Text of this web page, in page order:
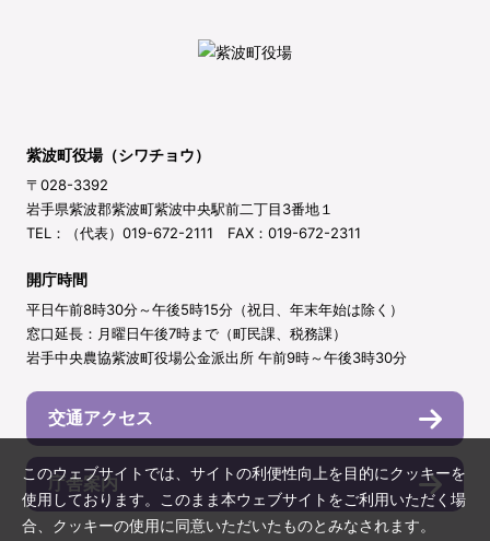
紫波町役場（シワチョウ）
〒028-3392
岩手県紫波郡紫波町紫波中央駅前二丁目3番地１
TEL：（代表）019-672-2111 FAX：019-672-2311
開庁時間
平日午前8時30分～午後5時15分（祝日、年末年始は除く）
窓口延長：月曜日午後7時まで（町民課、税務課）
岩手中央農協紫波町役場公金派出所 午前9時～午後3時30分
交通アクセス
庁舎案内
このウェブサイトでは、サイトの利便性向上を目的にクッキーを
使用しております。このまま本ウェブサイトをご利用いただく場
合、クッキーの使用に同意いただいたものとみなされます。